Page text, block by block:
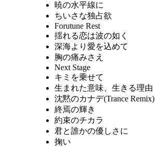
暁の水平線に
ちいさな独占欲
Forutune Rest
揺れる恋は波の如く
深海より愛を込めて
胸の痛みさえ
Next Stage
キミを乗せて
生まれた意味、生きる理由
沈黙のカナデ(Trance Remix)
終焉の輝き
約束のチカラ
君と誰かの優しさに
掬い